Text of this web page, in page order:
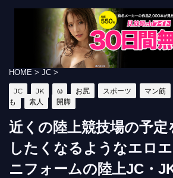
HOME > JC >
JC JK ω お尻 スポーツ マン筋
も
素人 開脚
近くの陸上競技場の予定
したくなるようなエロ
ニフォームの陸上JC・